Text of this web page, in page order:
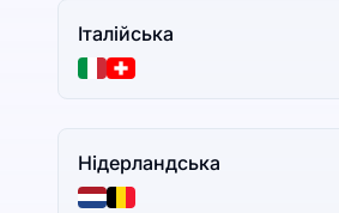
Італійська
Нідерландська